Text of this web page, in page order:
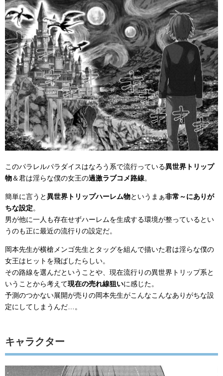
このパラレルパラダイスはなろう系で流行っている異世界トリップ
物＆君は淫らな僕の女王の過激ラブコメ路線。
簡単に言うと異世界トリップハーレム物というまぁ非常～にありが
ちな設定。
男が他に一人も存在せずハーレムを生成する環境が整っているとい
うのも正に最近の流行りの設定だ。
岡本先生が横槍メンゴ先生とタッグを組んで描いた君は淫らな僕の
女王はヒットを飛ばしたらしい。
その路線を選んだということや、現在流行りの異世界トリップ系と
いうことから考えて現在の売れ線狙いに感じた。
予測のつかない展開が売りの岡本先生がこんなこんなありがちな設
定にしてしまうんだ…。
キャラクター